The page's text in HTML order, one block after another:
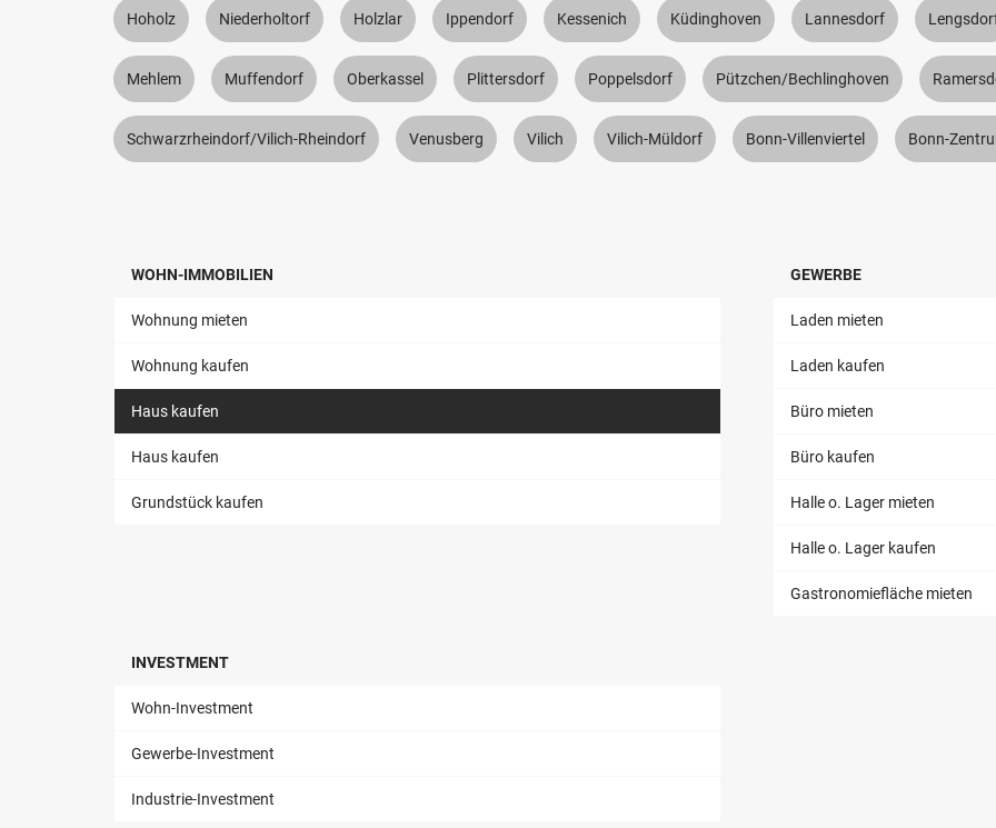
Hoholz Niederholtorf Holzlar Ippendorf Kessenich Küdinghoven Lannesdorf
Mehlem Muffendorf Oberkassel Plittersdorf Poppelsdorf Pützchen/Bechlinghoven
Schwarzrheindorf/Vilich-Rheindorf Venusberg Vilich Vilich-Müldorf Bonn-Villenviertel Bonn-
WOHN-IMMOBILIEN
Wohnung mieten
Wohnung kaufen
Haus kaufen
Haus kaufen
Grundstück kaufen
GEWERBE
Laden mieten
Laden kaufen
Büro mieten
Büro kaufen
Halle o. Lager mieten
Halle o. Lager kaufen
Gastronomiefläche mieten
INVESTMENT
Wohn-Investment
Gewerbe-Investment
Industrie-Investment